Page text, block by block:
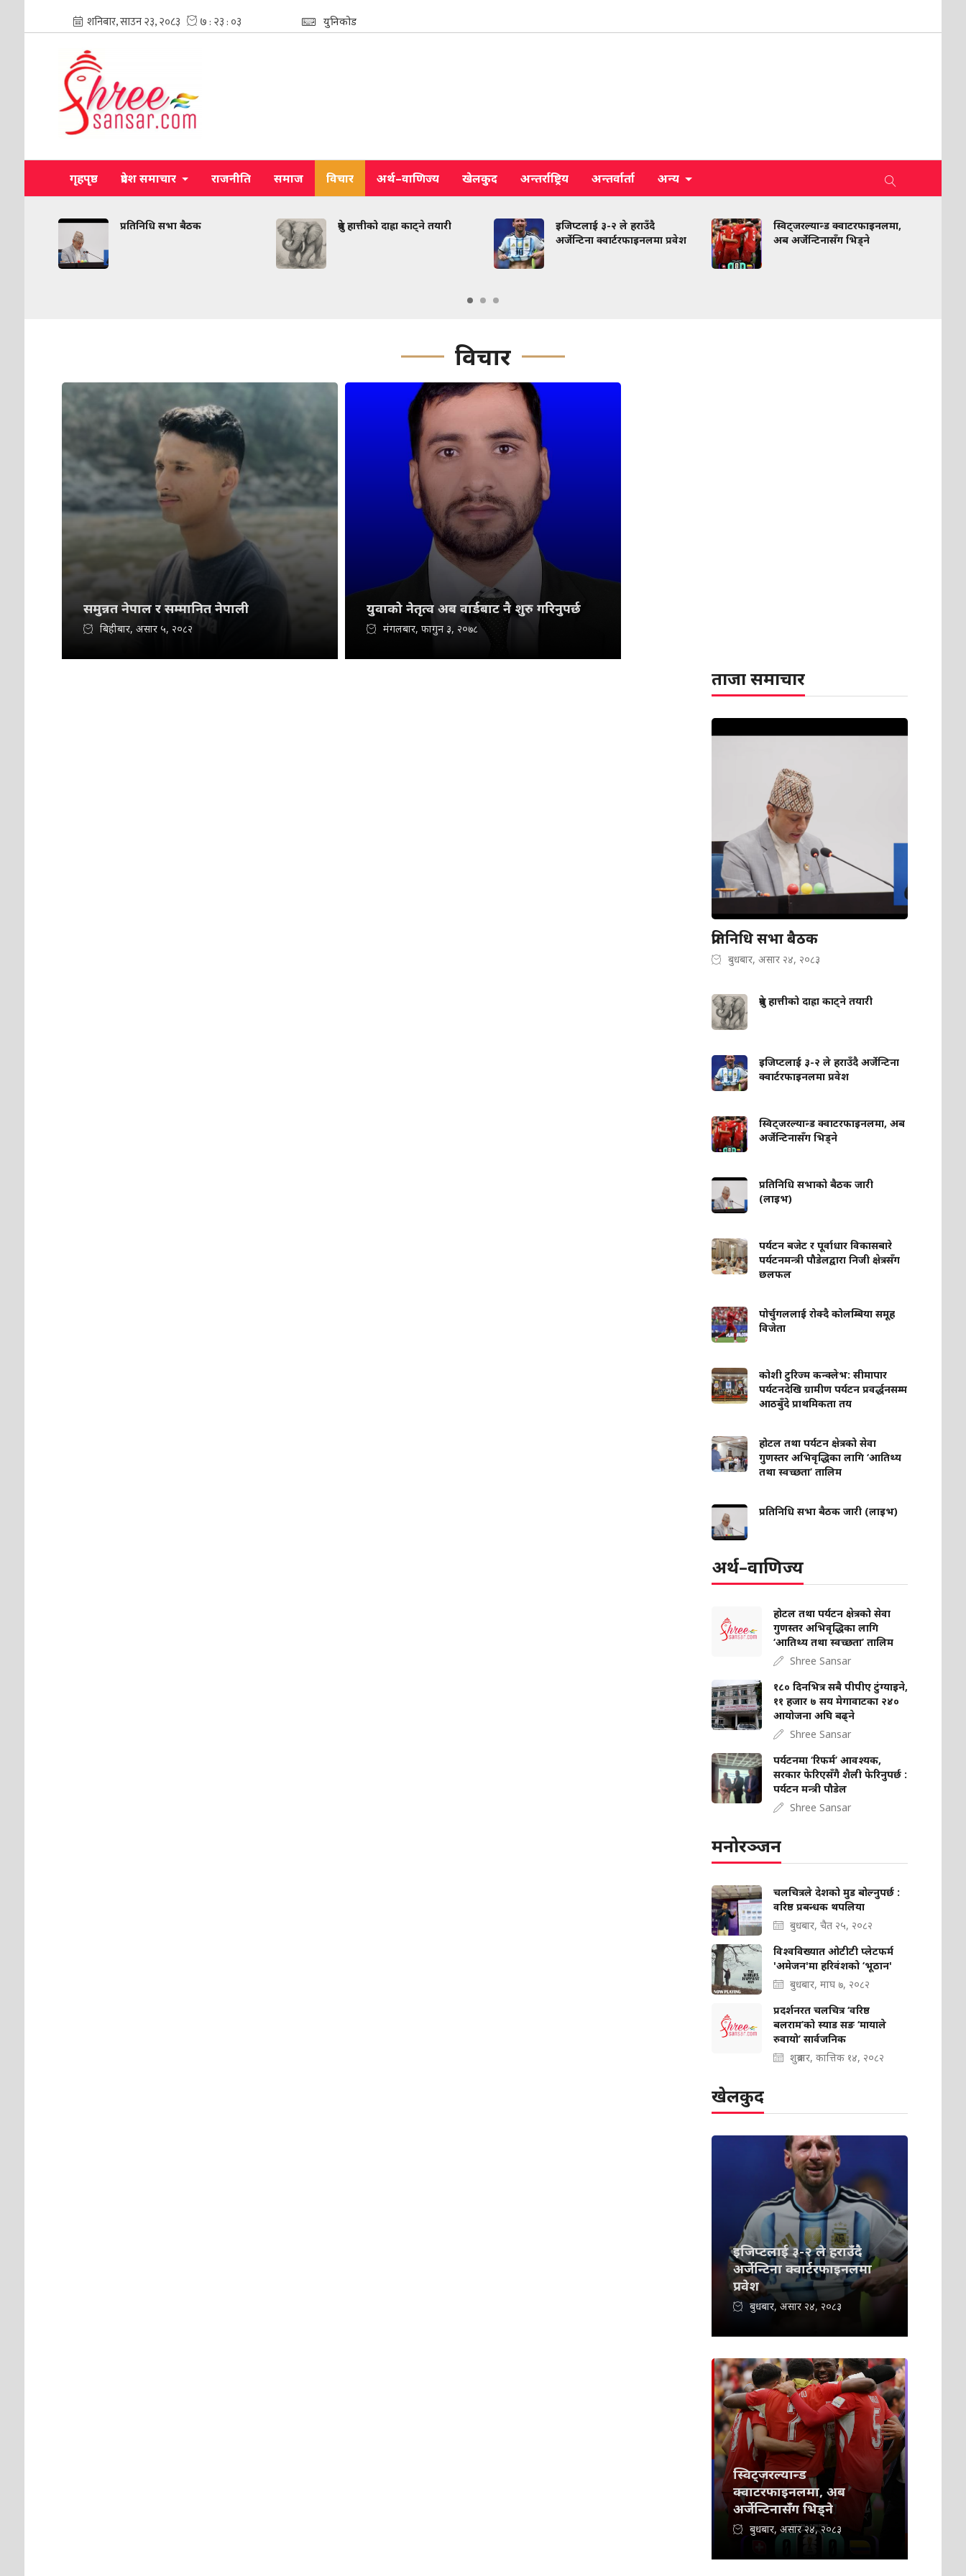
युनिकोड
गृहपृष्ठ प्रदेश समाचार राजनीति समाज विचार अर्थ–वाणिज्य खेलकुद अन्तर्राष्ट्रिय अन्तर्वार्ता अन्य
प्रतिनिधि सभा बैठक ध्रुवे हात्तीको दाह्रा काट्ने तयारी
इजिप्टलाई ३-२ ले हराउँदै
अर्जेन्टिना क्वार्टरफाइनलमा प्रवेश
स्विट्जरल्यान्ड क्वाटरफाइनलमा,
अब अर्जेन्टिनासँग भिड्ने
विचार
समुन्नत नेपाल र सम्मानित नेपाली
बिहीबार, असार ५, २०८२
युवाको नेतृत्व अब वार्डबाट नै शुरु गरिनुपर्छ
मंगलबार, फागुन ३, २०७८
ताजा समाचार
प्रतिनिधि सभा बैठक
बुधबार, असार २४, २०८३
ध्रुवे हात्तीको दाह्रा काट्ने तयारी
इजिप्टलाई ३-२ ले हराउँदै अर्जेन्टिना
क्वार्टरफाइनलमा प्रवेश
स्विट्जरल्यान्ड क्वाटरफाइनलमा, अब
अर्जेन्टिनासँग भिड्ने
प्रतिनिधि सभाको बैठक जारी
(लाइभ)
पर्यटन बजेट र पूर्वाधार विकासबारे
पर्यटनमन्त्री पौडेलद्वारा निजी क्षेत्रसँग
छलफल
पोर्चुगललाई रोक्दै कोलम्बिया समूह
विजेता
कोशी टुरिज्म कन्क्लेभ: सीमापार
पर्यटनदेखि ग्रामीण पर्यटन प्रवर्द्धनसम्म
आठबुँदे प्राथमिकता तय
होटल तथा पर्यटन क्षेत्रको सेवा
गुणस्तर अभिवृद्धिका लागि ‘आतिथ्य
तथा स्वच्छता’ तालिम
प्रतिनिधि सभा बैठक जारी (लाइभ)
अर्थ–वाणिज्य
होटल तथा पर्यटन क्षेत्रको सेवा
गुणस्तर अभिवृद्धिका लागि
‘आतिथ्य तथा स्वच्छता’ तालिम
Shree Sansar
१८० दिनभित्र सबै पीपीए टुंग्याइने,
११ हजार ७ सय मेगावाटका २४०
आयोजना अघि बढ्ने
Shree Sansar
पर्यटनमा ‘रिफर्म’ आवश्यक,
सरकार फेरिएसँगै शैली फेरिनुपर्छ :
पर्यटन मन्त्री पौडेल
Shree Sansar
मनोरञ्जन
चलचित्रले देशको मुड बोल्‍नुपर्छ :
वरिष्ठ प्रबन्धक थपलिया
बुधबार, चैत २५, २०८२
विश्वविख्यात ओटीटी प्लेटफर्म
'अमेजन'मा हरिवंशको ‘भूठान'
बुधबार, माघ ७, २०८२
प्रदर्शनरत चलचित्र ‘वरिष्ठ
बलराम’को स्याड सङ ‘मायाले
रुवायो’ सार्वजनिक
शुक्रबार, कात्तिक १४, २०८२
खेलकुद
इजिप्टलाई ३-२ ले हराउँदै
अर्जेन्टिना क्वार्टरफाइनलमा
प्रवेश
बुधबार, असार २४, २०८३
स्विट्जरल्यान्ड
क्वाटरफाइनलमा, अब
अर्जेन्टिनासँग भिड्ने
बुधबार, असार २४, २०८३